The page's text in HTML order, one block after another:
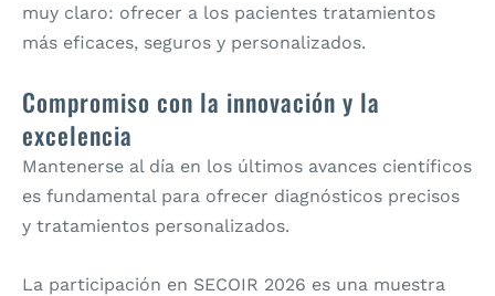
muy claro: ofrecer a los pacientes tratamientos
más eficaces, seguros y personalizados.
Compromiso con la innovación y la
excelencia
Mantenerse al día en los últimos avances científicos
es fundamental para ofrecer diagnósticos precisos
y tratamientos personalizados.
La participación en SECOIR 2026 es una muestra